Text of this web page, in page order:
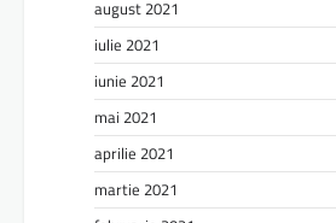
august 2021
iulie 2021
iunie 2021
mai 2021
aprilie 2021
martie 2021